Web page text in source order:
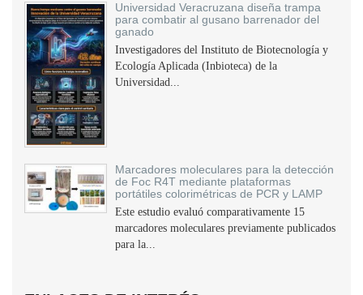
Universidad Veracruzana diseña trampa
para combatir al gusano barrenador del
ganado
Investigadores del Instituto de Biotecnología y
Ecología Aplicada (Inbioteca) de la
Universidad...
Marcadores moleculares para la detección
de Foc R4T mediante plataformas
portátiles colorimétricas de PCR y LAMP
Este estudio evaluó comparativamente 15
marcadores moleculares previamente publicados
para la...